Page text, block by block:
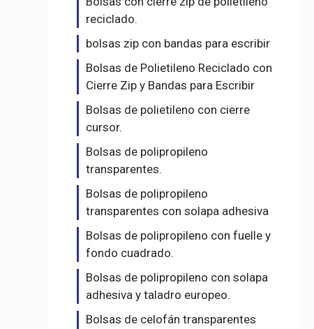
reciclado.
bolsas zip con bandas para escribir
Bolsas de Polietileno Reciclado con
Cierre Zip y Bandas para Escribir
Bolsas de polietileno con cierre
cursor.
Bolsas de polipropileno
transparentes.
Bolsas de polipropileno
transparentes con solapa adhesiva
Bolsas de polipropileno con fuelle y
fondo cuadrado.
Bolsas de polipropileno con solapa
adhesiva y taladro europeo.
Bolsas de celofán transparentes